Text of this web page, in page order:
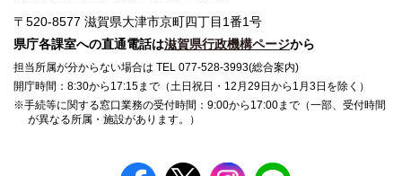
〒520-8577 滋賀県大津市京町四丁目1番1号
県庁各課室への直通電話は滋賀県行政機構ページから
担当所属が分からない場合は TEL 077-528-3993(総合案内)
開庁時間：8:30から17:15まで（土日祝日・12月29日から1月3日を除く）
※手続等に関する窓口業務の受付時間：9:00から17:00まで（一部、受付時間
が異なる所属・施設があります。）